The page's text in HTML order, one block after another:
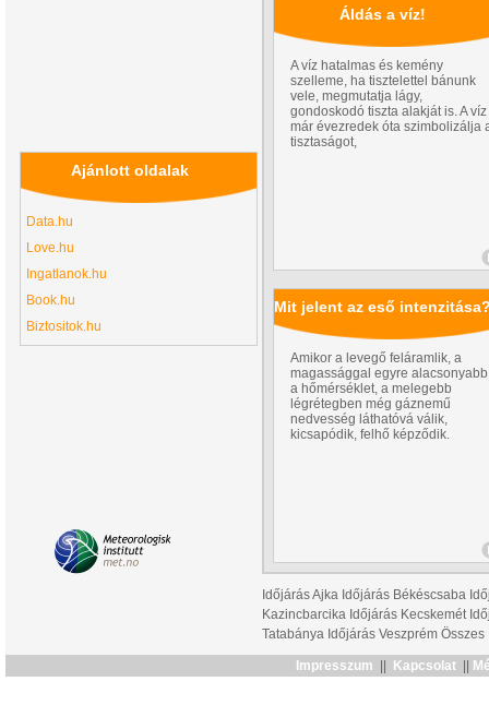
Áldás a víz!
A víz hatalmas és kemény
szelleme, ha tisztelettel bánunk
vele, megmutatja lágy,
gondoskodó tiszta alakját is. A víz
már évezredek óta szimbolizálja
tisztaságot,
Mit jelent az eső
Amikor a levegő feláramlik, a
magassággal egyre alacsonyabb
a hőmérséklet, a melegebb
légrétegben még gáznemű
nedvesség láthatóvá válik,
kicsapódik, felhő képződik.
Időjárás Ajka Időjárás Békéscsaba
Kazincbarcika Időjárás Kecskemét
Tatabánya Időjárás Veszprém Összes
Ajánlott oldalak
Data.hu
Love.hu
Ingatlanok.hu
Book.hu
Biztositok.hu
Impresszum Kapcsolat